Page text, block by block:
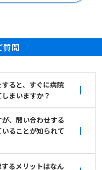
質問
ると、すぐに病院
まいますか？
、問い合わせする
ることが知られて
るメリットはなん